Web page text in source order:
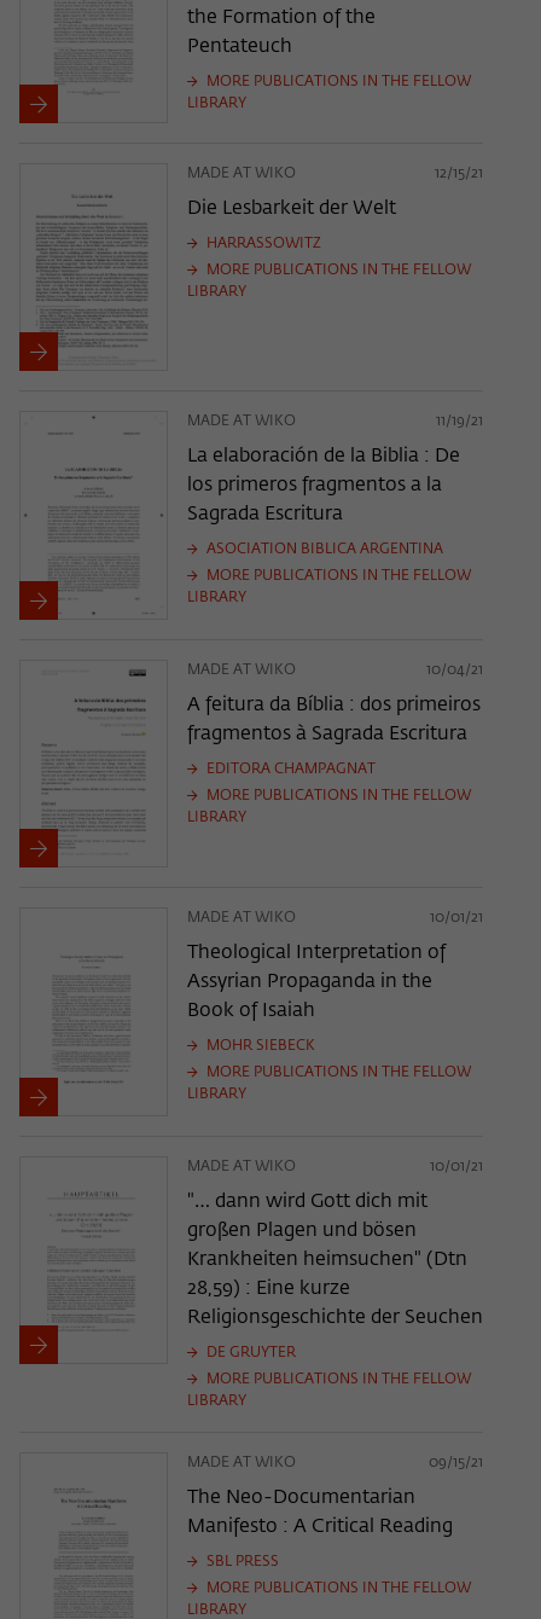
the Formation of the
Pentateuch
MORE PUBLICATIONS IN THE FELLOW
LIBRARY
MADE AT WIKO 12/15/21
Die Lesbarkeit der Welt
HARRASSOWITZ
MORE PUBLICATIONS IN THE FELLOW
LIBRARY
MADE AT WIKO 11/19/21
La elaboración de la Biblia : De
los primeros fragmentos a la
Sagrada Escritura
ASOCIATION BIBLICA ARGENTINA
MORE PUBLICATIONS IN THE FELLOW
LIBRARY
MADE AT WIKO 10/04/21
A feitura da Bíblia : dos primeiros
fragmentos à Sagrada Escritura
EDITORA CHAMPAGNAT
MORE PUBLICATIONS IN THE FELLOW
LIBRARY
MADE AT WIKO 10/01/21
Theological Interpretation of
Assyrian Propaganda in the
Book of Isaiah
MOHR SIEBECK
MORE PUBLICATIONS IN THE FELLOW
LIBRARY
MADE AT WIKO 10/01/21
"… dann wird Gott dich mit
großen Plagen und bösen
Krankheiten heimsuchen" (Dtn
28,59) : Eine kurze
Religionsgeschichte der Seuchen
DE GRUYTER
MORE PUBLICATIONS IN THE FELLOW
LIBRARY
MADE AT WIKO 09/15/21
The Neo-Documentarian
Manifesto : A Critical Reading
SBL PRESS
MORE PUBLICATIONS IN THE FELLOW
LIBRARY